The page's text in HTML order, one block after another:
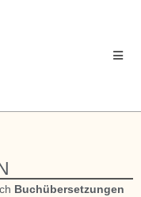
Buchübersetzungen